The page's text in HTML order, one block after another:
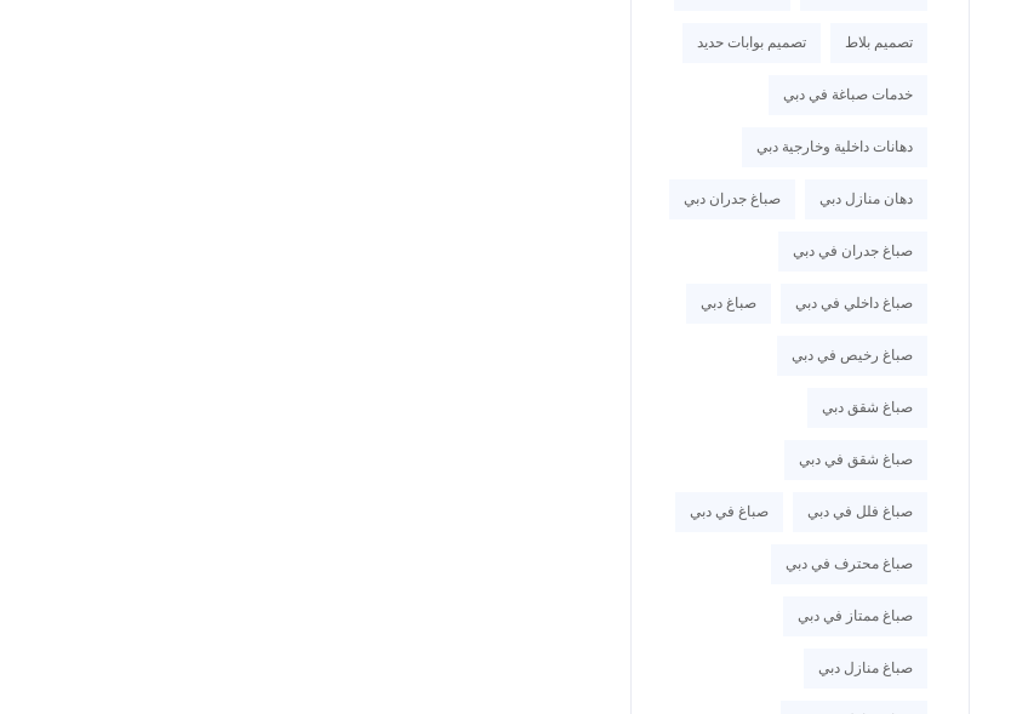
تصميم بلاط تصميم بوابات حديد
خدمات صباغة في دبي
دهانات داخلية وخارجية دبي
دهان منازل دبي صباغ جدران دبي
صباغ جدران في دبي
صباغ داخلي في دبي صباغ دبي
صباغ رخيص في دبي
صباغ شقق دبي
صباغ شقق في دبي
صباغ فلل في دبي صباغ في دبي
صباغ محترف في دبي
صباغ ممتاز في دبي
صباغ منازل دبي